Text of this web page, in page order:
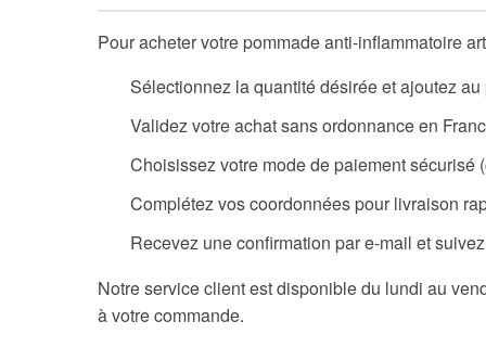
Pour acheter votre pommade anti-inflammatoire
Sélectionnez la quantité désirée et ajoutez au
Validez votre achat sans ordonnance en
Choisissez votre mode de paiement sécurisé
Complétez vos coordonnées pour livraison
Recevez une confirmation par e-mail et
Notre service client est disponible du lundi au
à votre commande.